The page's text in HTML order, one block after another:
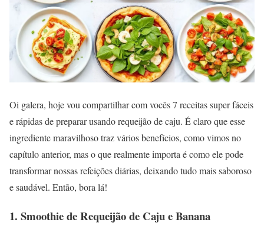
Oi galera, hoje vou compartilhar com vocês 7 receitas super fáceis
e rápidas de preparar usando requeijão de caju. É claro que esse
ingrediente maravilhoso traz vários benefícios, como vimos no
capítulo anterior, mas o que realmente importa é como ele pode
transformar nossas refeições diárias, deixando tudo mais saboroso
e saudável. Então, bora lá!
1. Smoothie de Requeijão de Caju e Banana